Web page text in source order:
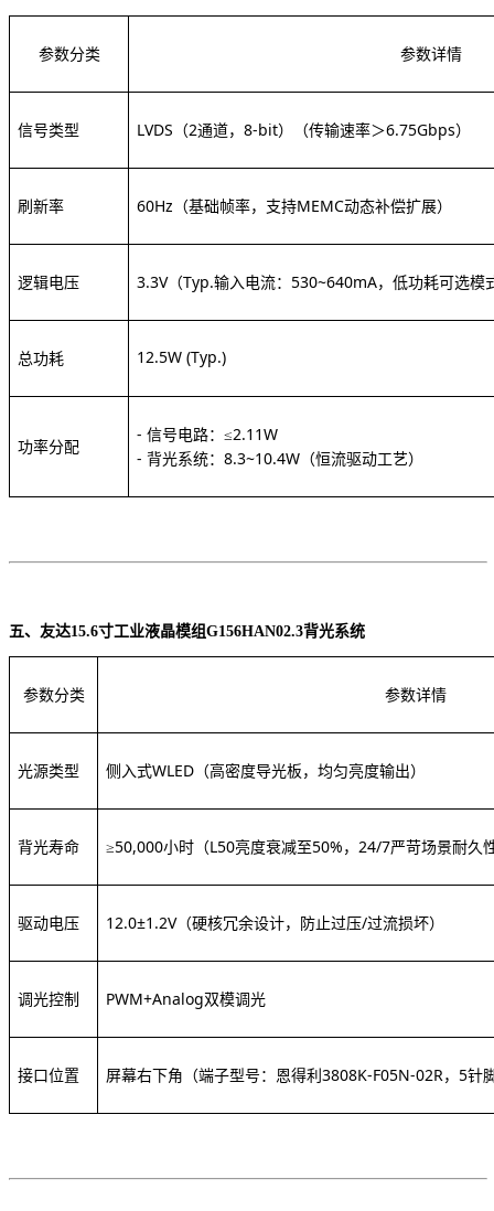
参数分类 参数详情
信号类型 LVDS（2通道，8-bit） （传输速率＞6.75Gbps）
刷新率 60Hz（基础帧率，支持MEMC动态补偿扩展）
逻辑电压 3.3V（Typ.输入电流：530~640mA，低功耗可选模
总功耗 12.5W (Typ.)
功率分配
- 信号电路：≤2.11W
- 背光系统：8.3~10.4W（恒流驱动工艺）
五、 友达15.6寸工业液晶模组G156HAN02.3背光系统
参数分类 参数详情
光源类型 侧入式WLED （高密度导光板，均匀亮度输出）
背光寿命 ≥50,000小时 （L50亮度衰减至50%，24/7严苛场景耐久
驱动电压 12.0±1.2V（硬核冗余设计，防止过压/过流损坏）
调光控制 PWM+Analog双模调光
接口位置 屏幕右下角（端子型号：恩得利3808K-F05N-02R，5针